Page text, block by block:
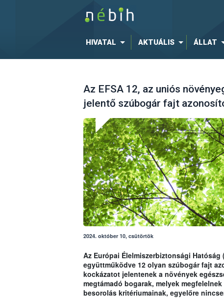
HIVATAL AKTUÁLIS ÁLLAT
Az EFSA 12, az uniós
jelentő szúbogár fajt
2024. október 10, csütörtök
Az Európai Élelmiszerbiztonsági Hatóság
együttműködve 12 olyan szúbogár fajt
kockázatot jelentenek a növények
megtámadó bogarak, melyek
besorolás kritériumainak, egyelőre